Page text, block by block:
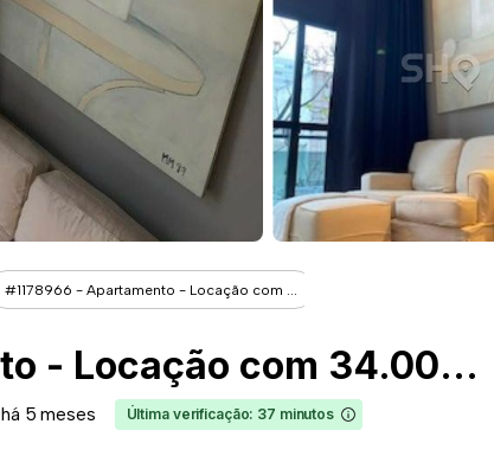
#1178966 - Apartamento - Locação com ...
#1178966 - Apartamento - Locação com 34.00 m² , 1 Quarto(s), por R$ 7.100
há 5 meses Última verificação: 37 minutos